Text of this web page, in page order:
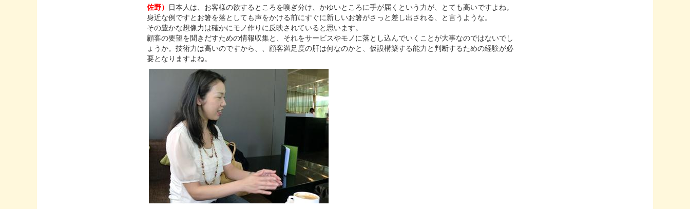
佐野）
日本人は、お客様の欲するところを嗅ぎ分け、かゆいところに手が届くという力が、とても高いですよね。
身近な例ですとお箸を落としても声をかける前にすぐに新しいお箸がさっと差し出される、と言うような。
その豊かな想像力は確かにモノ作りに反映されていると思います。
顧客の要望を聞きだすための情報収集と、それをサービスやモノに落とし込んでいくことが大事なのではないでし
ょうか。技術力は高いのですから、、顧客満足度の肝は何なのかと、仮設構築する能力と判断するための経験が必
要となりますよね。